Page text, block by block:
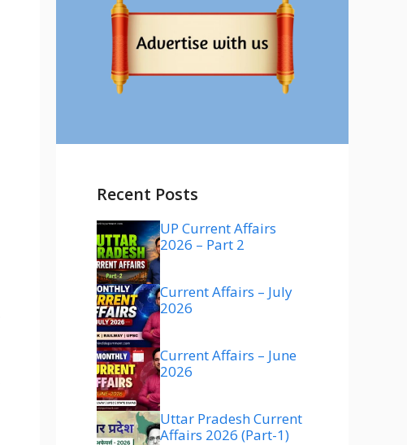
Recent Posts
UP Current Affairs
2026 – Part 2
Current Affairs – July
2026
Current Affairs – June
2026
Uttar Pradesh Current
Affairs 2026 (Part-1)